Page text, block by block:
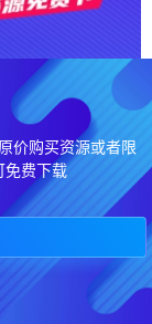
价购买资源或者限
免费下载